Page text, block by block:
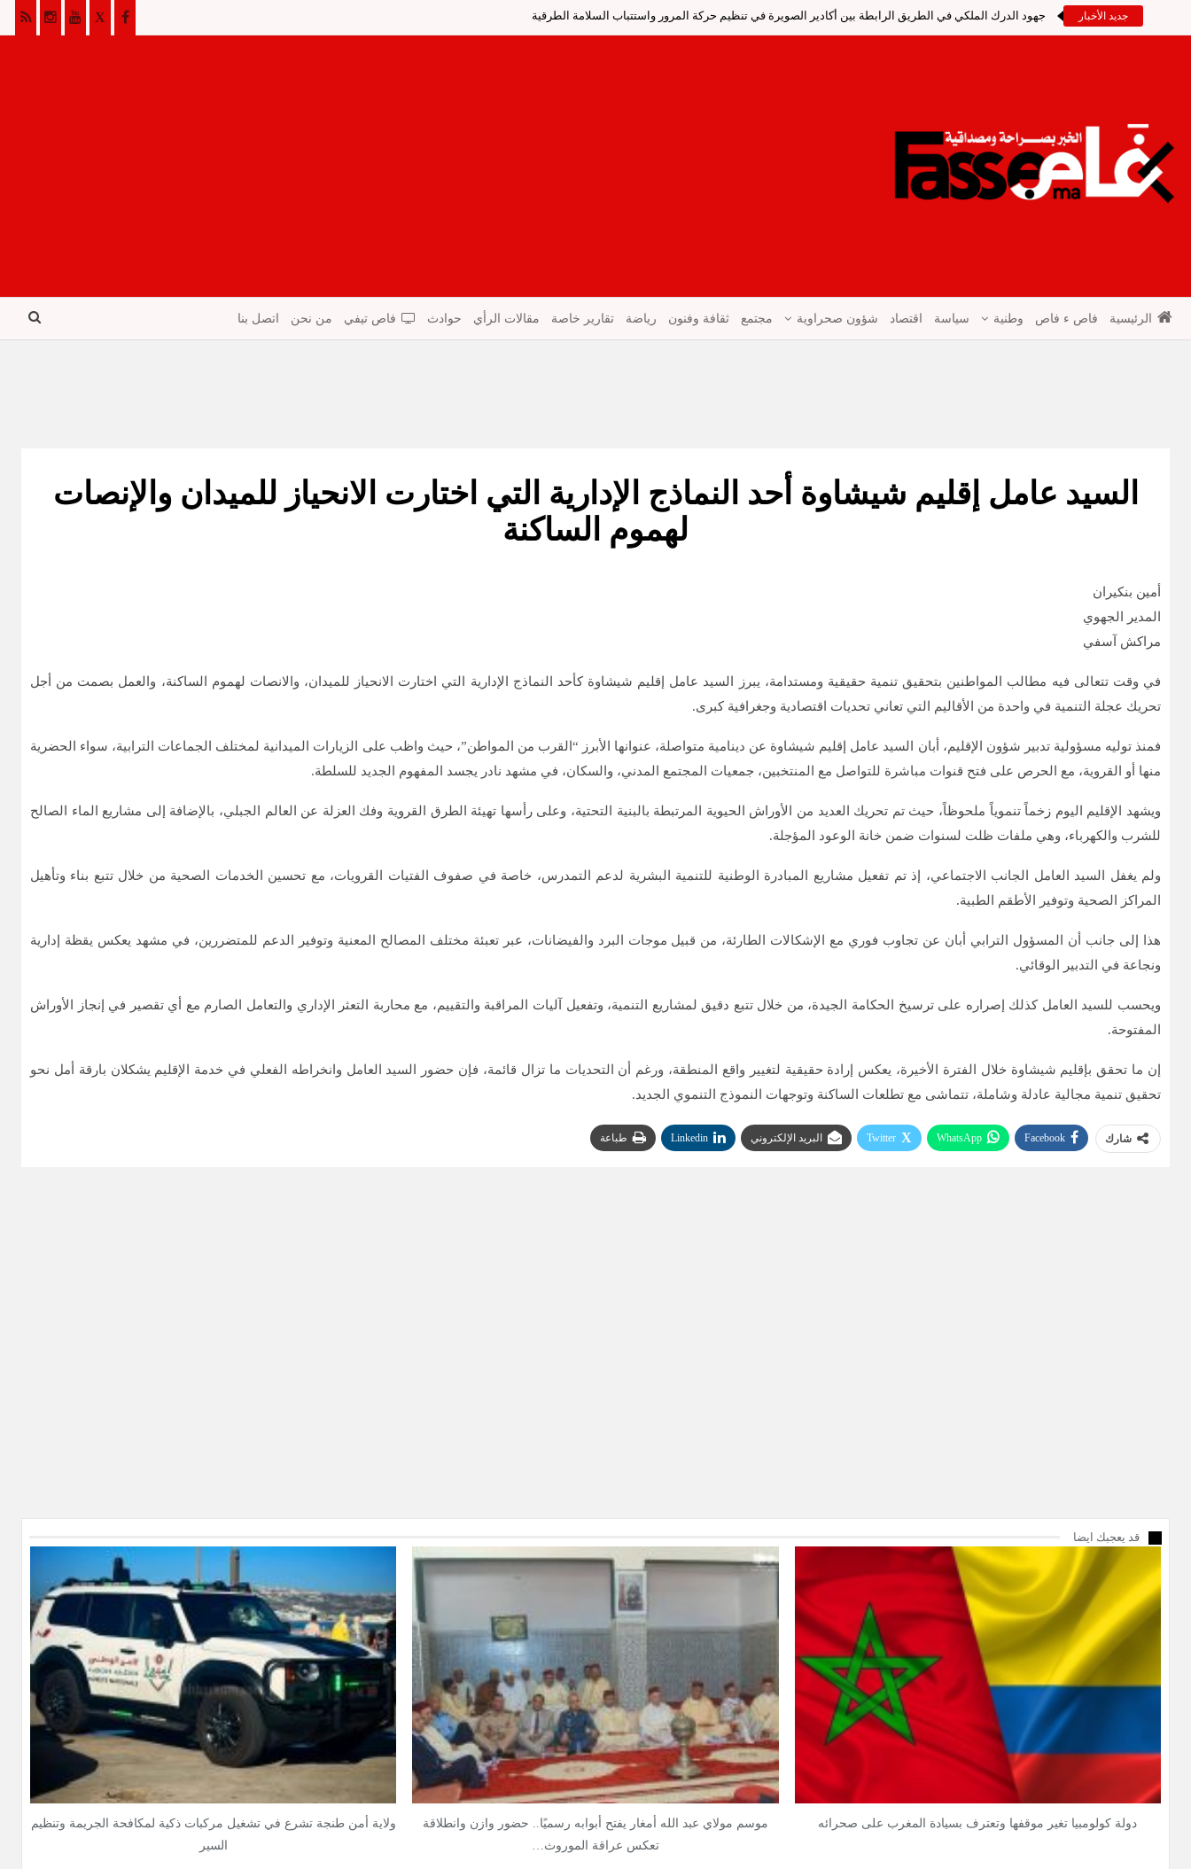
جديد الأخبار جهود الدرك الملكي في الطريق الرابطة بين أكادير الصويرة في تنظيم حركة المرور واستتباب السلامة الطرقية
الرئيسية فاص ء فاص وطنية سياسة اقتصاد شؤون صحراوية مجتمع ثقافة وفنون رياضة تقارير خاصة مقالات الرأي حوادث فاص تيفي من نحن اتصل بنا
السيد عامل إقليم شيشاوة أحد النماذج الإدارية التي اختارت الانحياز للميدان والإنصات
لهموم الساكنة
أمين بنكيران
المدير الجهوي
مراكش آسفي
في وقت تتعالى فيه مطالب المواطنين بتحقيق تنمية حقيقية ومستدامة، يبرز السيد عامل إقليم شيشاوة كأحد النماذج الإدارية التي اختارت الانحياز للميدان، والانصات لهموم الساكنة، والعمل بصمت من أجل
تحريك عجلة التنمية في واحدة من الأقاليم التي تعاني تحديات اقتصادية وجغرافية كبرى.
فمنذ توليه مسؤولية تدبير شؤون الإقليم، أبان السيد عامل إقليم شيشاوة عن دينامية متواصلة، عنوانها الأبرز “القرب من المواطن”، حيث واظب على الزيارات الميدانية لمختلف الجماعات الترابية، سواء الحضرية
منها أو القروية، مع الحرص على فتح قنوات مباشرة للتواصل مع المنتخبين، جمعيات المجتمع المدني، والسكان، في مشهد نادر يجسد المفهوم الجديد للسلطة.
ويشهد الإقليم اليوم زخماً تنموياً ملحوظاً، حيث تم تحريك العديد من الأوراش الحيوية المرتبطة بالبنية التحتية، وعلى رأسها تهيئة الطرق القروية وفك العزلة عن العالم الجبلي، بالإضافة إلى مشاريع الماء الصالح
للشرب والكهرباء، وهي ملفات ظلت لسنوات ضمن خانة الوعود المؤجلة.
ولم يغفل السيد العامل الجانب الاجتماعي، إذ تم تفعيل مشاريع المبادرة الوطنية للتنمية البشرية لدعم التمدرس، خاصة في صفوف الفتيات القرويات، مع تحسين الخدمات الصحية من خلال تتبع بناء وتأهيل
المراكز الصحية وتوفير الأطقم الطبية.
هذا إلى جانب أن المسؤول الترابي أبان عن تجاوب فوري مع الإشكالات الطارئة، من قبيل موجات البرد والفيضانات، عبر تعبئة مختلف المصالح المعنية وتوفير الدعم للمتضررين، في مشهد يعكس يقظة إدارية
ونجاعة في التدبير الوقائي.
ويحسب للسيد العامل كذلك إصراره على ترسيخ الحكامة الجيدة، من خلال تتبع دقيق لمشاريع التنمية، وتفعيل آليات المراقبة والتقييم، مع محاربة التعثر الإداري والتعامل الصارم مع أي تقصير في إنجاز الأوراش
المفتوحة.
إن ما تحقق بإقليم شيشاوة خلال الفترة الأخيرة، يعكس إرادة حقيقية لتغيير واقع المنطقة، ورغم أن التحديات ما تزال قائمة، فإن حضور السيد العامل وانخراطه الفعلي في خدمة الإقليم يشكلان بارقة أمل نحو
تحقيق تنمية مجالية عادلة وشاملة، تتماشى مع تطلعات الساكنة وتوجهات النموذج التنموي الجديد.
شارك Facebook
WhatsApp
Twitter البريد الإلكتروني Linkedin طباعة
قد يعجبك ايضا
دولة كولومبيا تغير موقفها وتعترف بسيادة المغرب على صحرائه
موسم مولاي عبد الله أمغار يفتح أبوابه رسميًا.. حضور وازن وانطلاقة
تعكس عراقة الموروث…
ولاية أمن طنجة تشرع في تشغيل مركبات ذكية لمكافحة الجريمة وتنظيم
السير